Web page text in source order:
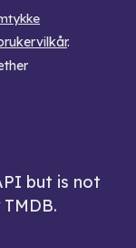
.
but is not